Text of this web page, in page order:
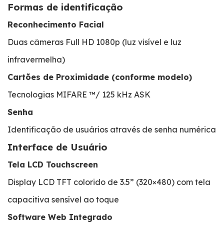
Formas de identificação
Reconhecimento Facial
Duas câmeras Full HD 1080p (luz visível e luz
infravermelha)
Cartões de Proximidade (conforme modelo)
Tecnologias MIFARE ™/ 125 kHz ASK
Senha
Identificação de usuários através de senha numérica
Interface de Usuário
Tela LCD Touchscreen
Display LCD TFT colorido de 3.5” (320×480) com tela
capacitiva sensível ao toque
Software Web Integrado